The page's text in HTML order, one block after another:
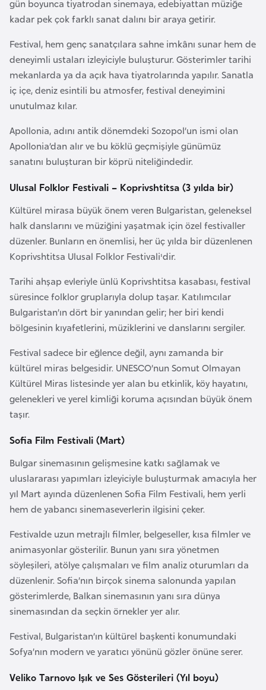
gün boyunca tiyatrodan sinemaya, edebiyattan müziğe
kadar pek çok farklı sanat dalını bir araya getirir.
Festival, hem genç sanatçılara sahne imkânı sunar hem de
deneyimli ustaları izleyiciyle buluşturur. Gösterimler tarihi
mekanlarda ya da açık hava tiyatrolarında yapılır. Sanatla
iç içe, deniz esintili bu atmosfer, festival deneyimini
unutulmaz kılar.
Apollonia, adını antik dönemdeki Sozopol’un ismi olan
Apollonia’dan alır ve bu köklü geçmişiyle günümüz
sanatını buluşturan bir köprü niteliğindedir.
Ulusal Folklor Festivali – Koprivshtitsa (3 yılda bir)
Kültürel mirasa büyük önem veren Bulgaristan, geleneksel
halk danslarını ve müziğini yaşatmak için özel festivaller
düzenler. Bunların en önemlisi, her üç yılda bir düzenlenen
Koprivshtitsa Ulusal Folklor Festivali'dir.
Tarihi ahşap evleriyle ünlü Koprivshtitsa kasabası, festival
süresince folklor gruplarıyla dolup taşar. Katılımcılar
Bulgaristan’ın dört bir yanından gelir; her biri kendi
bölgesinin kıyafetlerini, müziklerini ve danslarını sergiler.
Festival sadece bir eğlence değil, aynı zamanda bir
kültürel miras belgesidir. UNESCO’nun Somut Olmayan
Kültürel Miras listesinde yer alan bu etkinlik, köy hayatını,
gelenekleri ve yerel kimliği koruma açısından büyük önem
taşır.
Sofia Film Festivali (Mart)
Bulgar sinemasının gelişmesine katkı sağlamak ve
uluslararası yapımları izleyiciyle buluşturmak amacıyla her
yıl Mart ayında düzenlenen Sofia Film Festivali, hem yerli
hem de yabancı sinemaseverlerin ilgisini çeker.
Festivalde uzun metrajlı filmler, belgeseller, kısa filmler ve
animasyonlar gösterilir. Bunun yanı sıra yönetmen
söyleşileri, atölye çalışmaları ve film analiz oturumları da
düzenlenir. Sofia’nın birçok sinema salonunda yapılan
gösterimlerde, Balkan sinemasının yanı sıra dünya
sinemasından da seçkin örnekler yer alır.
Festival, Bulgaristan’ın kültürel başkenti konumundaki
Sofya’nın modern ve yaratıcı yönünü gözler önüne serer.
Veliko Tarnovo Işık ve Ses Gösterileri (Yıl boyu)
y
e
t
i
C
e
z
y
i
r
C
b
u
t
i
Ç
i
n
a
n
i
m
a
k
a
D
o
k
a